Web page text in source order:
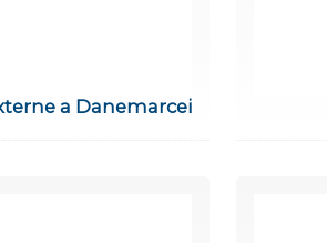
a Danemarcei